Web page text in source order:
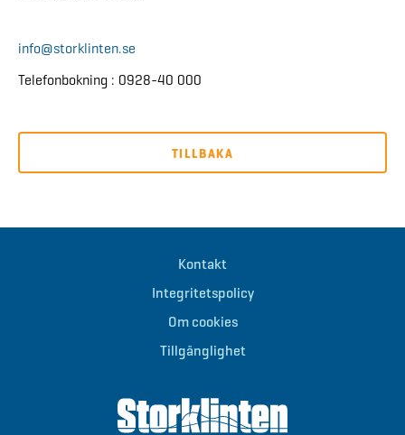
info@storklinten.se
Telefonbokning : 0928-40 000
TILLBAKA
Kontakt
Integritetspolicy
Om cookies
Tillgänglighet